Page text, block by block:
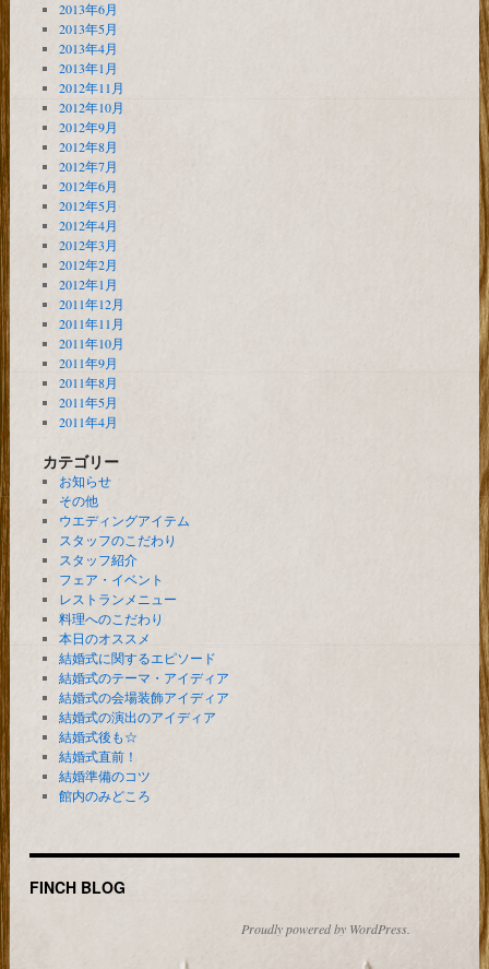
2013年6月
2013年5月
2013年4月
2013年1月
2012年11月
2012年10月
2012年9月
2012年8月
2012年7月
2012年6月
2012年5月
2012年4月
2012年3月
2012年2月
2012年1月
2011年12月
2011年11月
2011年10月
2011年9月
2011年8月
2011年5月
2011年4月
カテゴリー
お知らせ
その他
ウエディングアイテム
スタッフのこだわり
スタッフ紹介
フェア・イベント
レストランメニュー
料理へのこだわり
本日のオススメ
結婚式に関するエピソード
結婚式のテーマ・アイディア
結婚式の会場装飾アイディア
結婚式の演出のアイディア
結婚式後も☆
結婚式直前！
結婚準備のコツ
館内のみどころ
FINCH BLOG
Proudly powered by WordPress.